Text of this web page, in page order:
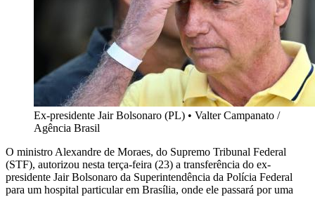
Ex-presidente Jair Bolsonaro (PL) • Valter Campanato /
Agência Brasil
O ministro Alexandre de Moraes, do Supremo Tribunal Federal
(STF), autorizou nesta terça-feira (23) a transferência do ex-
presidente Jair Bolsonaro da Superintendência da Polícia Federal
para um hospital particular em Brasília, onde ele passará por uma